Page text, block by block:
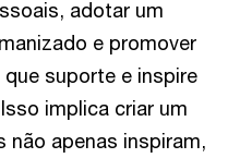
adotar um
e promover
suporte e inspire
implica criar um
não apenas inspiram,